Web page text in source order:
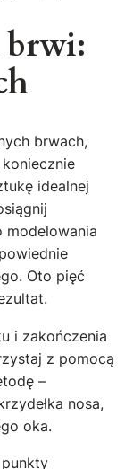
brwi:
brwach,
idealnej
modelowania
Oto pięć
i zakończenia
z pomocą
–
nosa,
oka.